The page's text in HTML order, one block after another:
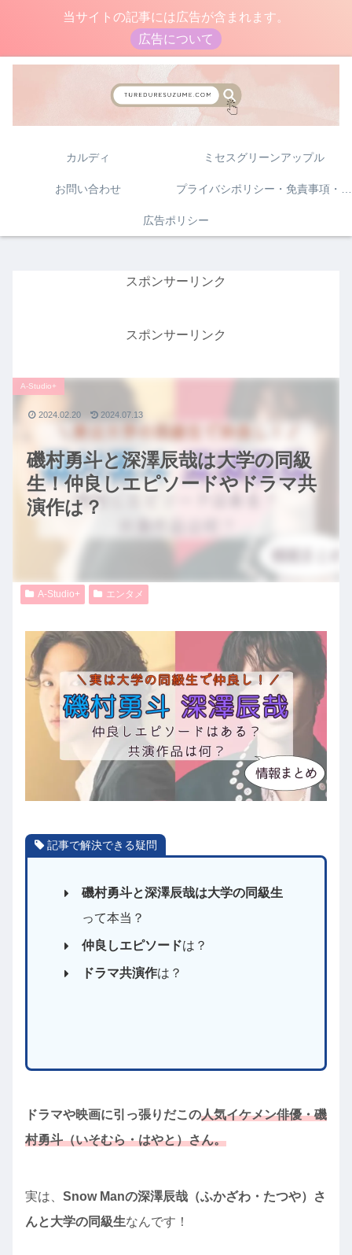
当サイトの記事には広告が含まれます。
広告について
カルディ ミセスグリーンアップル
お問い合わせ
広告ポリシー
スポンサーリンク
スポンサーリンク
磯村勇斗と深澤辰哉は大学の同級
生！仲良しエピソードやドラマ共
演作は？
A-Studio+
2024.02.20 2024.07.13
A-Studio+ エンタメ
記事で解決できる疑問
磯村勇斗と深澤辰哉は大学の同級生
って本当？
仲良しエピソードは？
ドラマ共演作は？
ドラマや映画に引っ張りだこの人気イケメン俳優・磯
村勇斗（いそむら・はやと）さん。
実は、 Snow Manの深澤辰哉（ふかざわ・たつや）さ
んと大学の同級生なんです！